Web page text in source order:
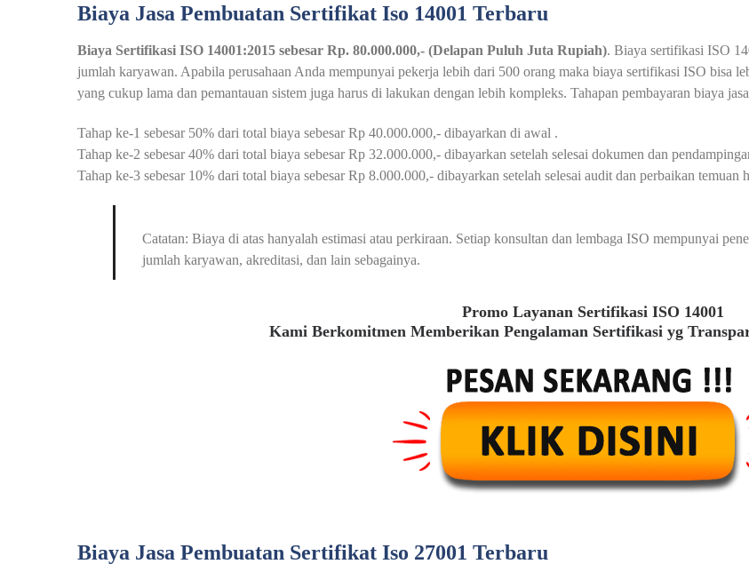
Biaya Jasa Pembuatan Sertifikat Iso 14001 Terbaru
Biaya Sertifikasi ISO 14001:2015 sebesar Rp. 80.000.000,- (Delapan Puluh Juta Rupiah). Biaya sertifikasi ISO
jumlah karyawan. Apabila perusahaan Anda mempunyai pekerja lebih dari 500 orang maka biaya sertifikasi ISO bisa
yang cukup lama dan pemantauan sistem juga harus di lakukan dengan lebih kompleks. Tahapan pembayaran biaya
Tahap ke-1 sebesar 50% dari total biaya sebesar Rp 40.000.000,- dibayarkan di awal .
Tahap ke-2 sebesar 40% dari total biaya sebesar Rp 32.000.000,- dibayarkan setelah selesai dokumen dan
Tahap ke-3 sebesar 10% dari total biaya sebesar Rp 8.000.000,- dibayarkan setelah selesai audit dan perbaikan temuan
Catatan: Biaya di atas hanyalah estimasi atau perkiraan. Setiap konsultan dan lembaga ISO mempunyai
jumlah karyawan, akreditasi, dan lain sebagainya.
Promo Layanan Sertifikasi ISO 14001
Kami Berkomitmen Memberikan Pengalaman Sertifikasi yg
Biaya Jasa Pembuatan Sertifikat Iso 27001 Terbaru